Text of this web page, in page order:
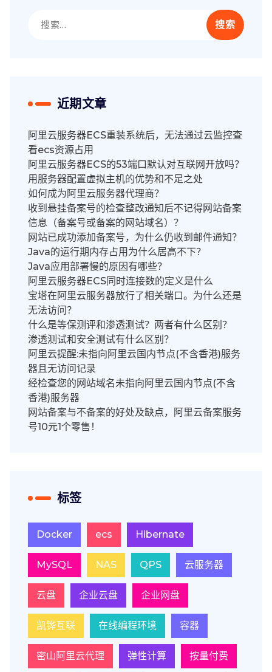
索：
近期文章
阿里云服务器ECS重装系统后，无法通过云监控查
看ecs资源占用
阿里云服务器ECS的53端口默认对互联网开放吗？
用服务器配置虚拟主机的优势和不足之处
如何成为阿里云服务器代理商？
收到悬挂备案号的检查整改通知后不记得网站备案
信息（备案号或备案的网站域名）？
网站已成功添加备案号，为什么仍收到邮件通知？
Java的运行期内存占用为什么居高不下？
Java应用部署慢的原因有哪些？
阿里云服务器ECS同时连接数的定义是什么
宝塔在阿里云服务器放行了相关端口。为什么还是
无法访问？
什么是等保测评和渗透测试？两者有什么区别？
渗透测试和安全测试有什么区别？
阿里云提醒:未指向阿里云国内节点(不含香港)服务
器且无访问记录
经检查您的网站域名未指向阿里云国内节点(不含
香港)服务器
网站备案与不备案的好处及缺点，阿里云备案服务
号10元1个零售！
标签
Docker ecs Hibernate
MySQL NAS QPS 云服务器
云盘 企业云盘 企业网盘
凯铧互联 在线编程环境 容器
密山阿里云代理 弹性计算 按量付费